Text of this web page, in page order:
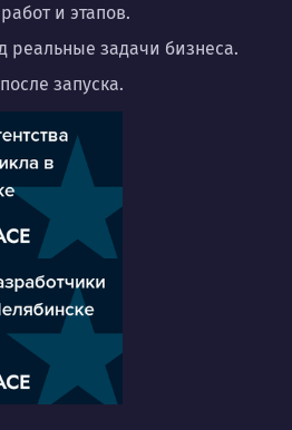
и этапов.
реальные задачи бизнеса.
запуска.